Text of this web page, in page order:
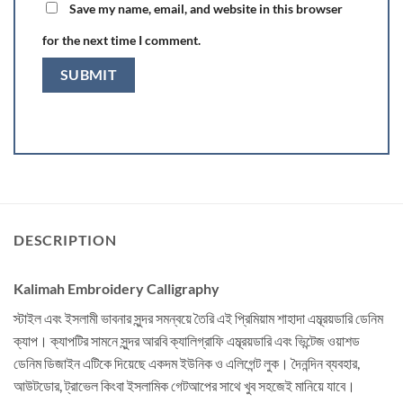
Save my name, email, and website in this browser
for the next time I comment.
DESCRIPTION
Kalimah Embroidery Calligraphy
স্টাইল এবং ইসলামী ভাবনার সুন্দর সমন্বয়ে তৈরি এই প্রিমিয়াম শাহাদা এম্ব্রয়ডারি ডেনিম
ক্যাপ। ক্যাপটির সামনে সুন্দর আরবি ক্যালিগ্রাফি এম্ব্রয়ডারি এবং ভিন্টেজ ওয়াশড
ডেনিম ডিজাইন এটিকে দিয়েছে একদম ইউনিক ও এলিগেন্ট লুক। দৈনন্দিন ব্যবহার,
আউটডোর, ট্রাভেল কিংবা ইসলামিক গেটআপের সাথে খুব সহজেই মানিয়ে যাবে।